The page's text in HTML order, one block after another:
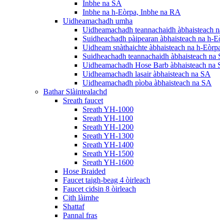
Inbhe na SA
Inbhe na h-Eòrpa, Inbhe na RA
Uidheamachadh umha
Uidheamachadh teannachaidh àbhaisteach
Suidheachadh pàipearan àbhaisteach na h-
Uidheam snàthaichte àbhaisteach na h-
Suidheachadh teannachaidh àbhaisteach na
Uidheamachadh Hose Barb àbhaisteach na
Uidheamachadh lasair àbhaisteach na SA
Uidheamachadh pìoba àbhaisteach na SA
Bathar Slàintealachd
Sreath faucet
Sreath YH-1000
Sreath YH-1100
Sreath YH-1200
Sreath YH-1300
Sreath YH-1400
Sreath YH-1500
Sreath YH-1600
Hose Braided
Faucet taigh-beag 4 òirleach
Faucet cidsin 8 òirleach
Cith làimhe
Shattaf
Pannal fras